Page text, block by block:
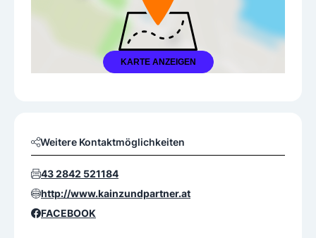
KARTE ANZEIGEN
Weitere Kontaktmöglichkeiten
43 2842 521184
http://www.kainzundpartner.at
FACEBOOK